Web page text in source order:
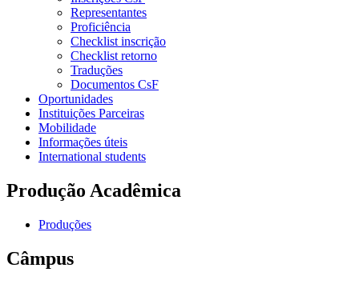
Representantes
Proficiência
Checklist inscrição
Checklist retorno
Traduções
Documentos CsF
Oportunidades
Instituições Parceiras
Mobilidade
Informações úteis
International students
Produção Acadêmica
Produções
Câmpus